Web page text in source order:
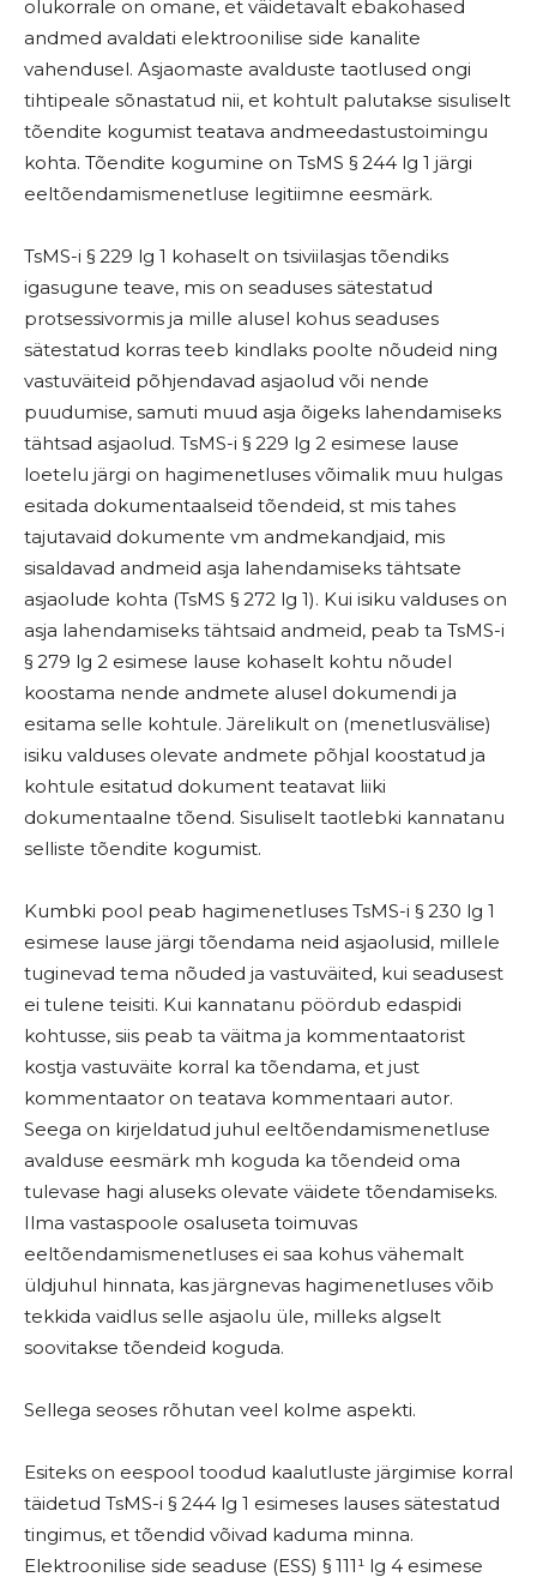
olukorrale on omane, et väidetavalt ebakohased
andmed avaldati elektroonilise side kanalite
vahendusel. Asjaomaste avalduste taotlused ongi
tihtipeale sõnastatud nii, et kohtult palutakse sisuliselt
tõendite kogumist teatava andmeedastustoimingu
kohta. Tõendite kogumine on TsMS § 244 lg 1 järgi
eeltõendamismenetluse legitiimne eesmärk.
TsMS-i § 229 lg 1 kohaselt on tsiviilasjas tõendiks
igasugune teave, mis on seaduses sätestatud
protsessivormis ja mille alusel kohus seaduses
sätestatud korras teeb kindlaks poolte nõudeid ning
vastuväiteid põhjendavad asjaolud või nende
puudumise, samuti muud asja õigeks lahendamiseks
tähtsad asjaolud. TsMS-i § 229 lg 2 esimese lause
loetelu järgi on hagimenetluses võimalik muu hulgas
esitada dokumentaalseid tõendeid, st mis tahes
tajutavaid dokumente vm andmekandjaid, mis
sisaldavad andmeid asja lahendamiseks tähtsate
asjaolude kohta (TsMS § 272 lg 1). Kui isiku valduses on
asja lahendamiseks tähtsaid andmeid, peab ta TsMS-i
§ 279 lg 2 esimese lause kohaselt kohtu nõudel
koostama nende andmete alusel dokumendi ja
esitama selle kohtule. Järelikult on (menetlusvälise)
isiku valduses olevate andmete põhjal koostatud ja
kohtule esitatud dokument teatavat liiki
dokumentaalne tõend. Sisuliselt taotlebki kannatanu
selliste tõendite kogumist.
Kumbki pool peab hagimenetluses TsMS-i § 230 lg 1
esimese lause järgi tõendama neid asjaolusid, millele
tuginevad tema nõuded ja vastuväited, kui seadusest
ei tulene teisiti. Kui kannatanu pöördub edaspidi
kohtusse, siis peab ta väitma ja kommentaatorist
kostja vastuväite korral ka tõendama, et just
kommentaator on teatava kommentaari autor.
Seega on kirjeldatud juhul eeltõendamismenetluse
avalduse eesmärk mh koguda ka tõendeid oma
tulevase hagi aluseks olevate väidete tõendamiseks.
Ilma vastaspoole osaluseta toimuvas
eeltõendamismenetluses ei saa kohus vähemalt
üldjuhul hinnata, kas järgnevas hagimenetluses võib
tekkida vaidlus selle asjaolu üle, milleks algselt
soovitakse tõendeid koguda.
Sellega seoses rõhutan veel kolme aspekti.
Esiteks on eespool toodud kaalutluste järgimise korral
täidetud TsMS-i § 244 lg 1 esimeses lauses sätestatud
tingimus, et tõendid võivad kaduma minna.
Elektroonilise side seaduse (ESS) § 111¹ lg 4 esimese